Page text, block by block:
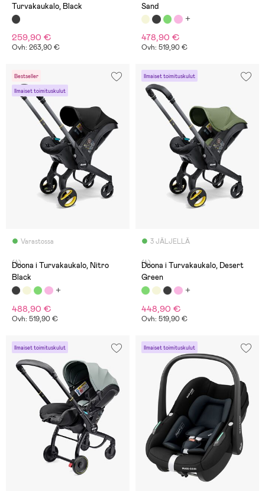
Turvakaukalo, Black
259,90 €
Ovh: 263,90 €
Sand
478,90 €
Ovh: 519,90 €
Bestseller
Ilmaiset toimituskulut
Varastossa
(4)
Doona i Turvakaukalo, Nitro
Black
488,90 €
Ovh: 519,90 €
Ilmaiset toimituskulut
3 JÄLJELLÄ
(4)
Doona i Turvakaukalo, Desert
Green
448,90 €
Ovh: 519,90 €
Ilmaiset toimituskulut Ilmaiset toimituskulut